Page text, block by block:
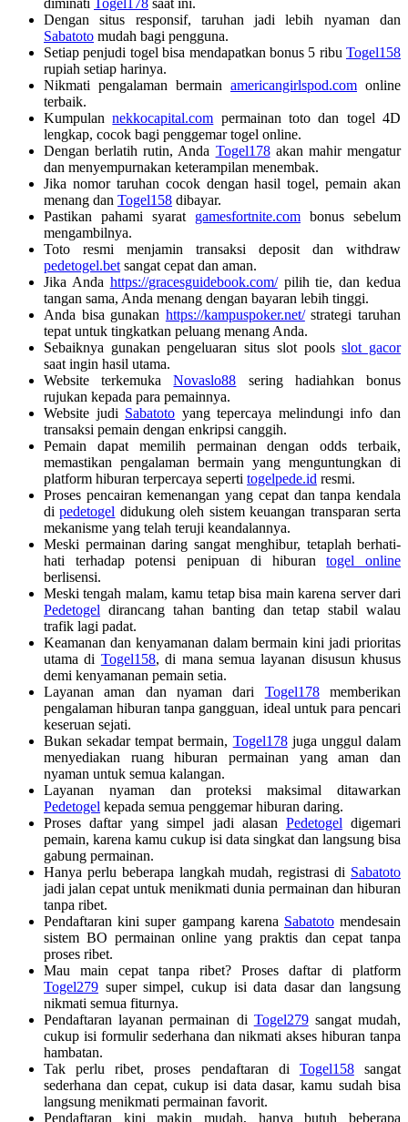
Dengan situs responsif, taruhan jadi lebih nyaman dan
Sabatoto mudah bagi pengguna.
Setiap penjudi togel bisa mendapatkan bonus 5 ribu Togel158
rupiah setiap harinya.
Nikmati pengalaman bermain americangirlspod.com online
terbaik.
Kumpulannekkocapital.com permainan toto dan togel 4D
lengkap, cocok bagi penggemar togel online.
Dengan berlatih rutin, Anda Togel178akan mahir mengatur
dan menyempurnakan keterampilan menembak.
Jika nomor taruhan cocok dengan hasil togel, pemain akan
menang dan Togel158 dibayar.
Pastikan pahami syarat gamesfortnite.com bonus sebelum
mengambilnya.
Toto resmi menjamin transaksi deposit dan withdraw
pedetogel.bet sangat cepat dan aman.
Jika Anda https://gracesguidebook.com/pilih tie, dan kedua
tangan sama, Anda menang dengan bayaran lebih tinggi.
Anda bisa gunakan https://kampuspoker.net/strategi taruhan
tepat untuk tingkatkan peluang menang Anda.
Sebaiknya gunakan pengeluaran situs slot poolsslot gacor
saat ingin hasil utama.
Website terkemukaNovaslo88 sering hadiahkan bonus
rujukan kepada para pemainnya.
Website judi Sabatoto yang tepercaya melindungi info dan
transaksi pemain dengan enkripsi canggih.
Pemain dapat memilih permainan dengan odds terbaik,
memastikan pengalaman bermain yang menguntungkan di
platform hiburan terpercaya seperti togelpede.id resmi.
Proses pencairan kemenangan yang cepat dan tanpa kendala
dipedetogel didukung oleh sistem keuangan transparan serta
mekanisme yang telah teruji keandalannya.
Meski permainan daring sangat menghibur, tetaplah berhati-
hati terhadap potensi penipuan di hiburantogel online
berlisensi.
Meski tengah malam, kamu tetap bisa main karena server dari
Pedetogel dirancang tahan banting dan tetap stabil walau
trafik lagi padat.
Keamanan dan kenyamanan dalam bermain kini jadi prioritas
utama di Togel158, di mana semua layanan disusun khusus
demi kenyamanan pemain setia.
Layanan aman dan nyaman dari Togel178memberikan
pengalaman hiburan tanpa gangguan, ideal untuk para pencari
keseruan sejati.
Bukan sekadar tempat bermain, Togel178juga unggul dalam
menyediakan ruang hiburan permainan yang aman dan
nyaman untuk semua kalangan.
Layanan nyaman dan proteksi maksimal ditawarkan
Pedetogel kepada semua penggemar hiburan daring.
Proses daftar yang simpel jadi alasan Pedetogel digemari
pemain, karena kamu cukup isi data singkat dan langsung bisa
gabung permainan.
Hanya perlu beberapa langkah mudah, registrasi di Sabatoto
jadi jalan cepat untuk menikmati dunia permainan dan hiburan
tanpa ribet.
Pendaftaran kini super gampang karena Sabatotomendesain
sistem BO permainan online yang praktis dan cepat tanpa
proses ribet.
Mau main cepat tanpa ribet? Proses daftar di platform
Togel279 super simpel, cukup isi data dasar dan langsung
nikmati semua fiturnya.
Pendaftaran layanan permainan di Togel279sangat mudah,
cukup isi formulir sederhana dan nikmati akses hiburan tanpa
hambatan.
Tak perlu ribet, proses pendaftaran di Togel158sangat
sederhana dan cepat, cukup isi data dasar, kamu sudah bisa
langsung menikmati permainan favorit.
Pendaftaran kini makin mudah, hanya butuh beberapa